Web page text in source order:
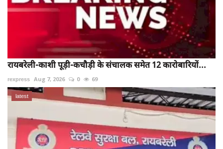
रायबरेली-काशी पूड़ी-कचौड़ी के संचालक समेत 12 कारोबारियों...
rexpress Aug 7, 2026 0 69
latest